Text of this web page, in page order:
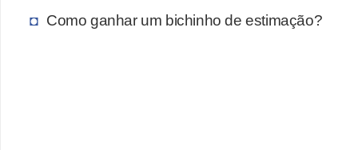
Como ganhar um bichinho de estimação?